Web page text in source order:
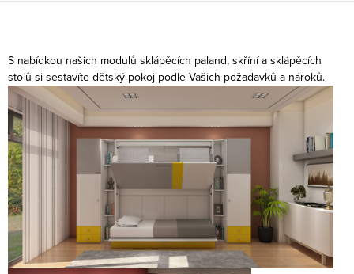
v
l
á
d
a
c
í
p
r
v
k
S nabídkou našich modulů sklápěcích paland, skříní a sklápěcích
stolů si sestavíte dětský pokoj podle Vašich požadavků a nároků.